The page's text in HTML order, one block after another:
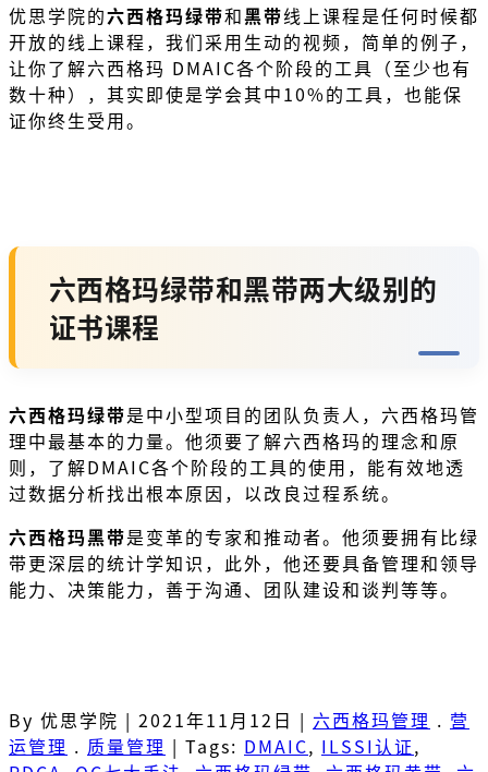
优思学院的六西格玛绿带和黑带线上课程是任何时候都
开放的线上课程，我们采用生动的视频，简单的例子，
让你了解六西格玛 DMAIC各个阶段的工具（至少也有
数十种），其实即使是学会其中10%的工具，也能保
证你终生受用。
六西格玛绿带和黑带两大级别的
证书课程
六西格玛绿带是中小型项目的团队负责人，六西格玛管
理中最基本的力量。他须要了解六西格玛的理念和原
则，了解DMAIC各个阶段的工具的使用，能有效地透
过数据分析找出根本原因，以改良过程系统。
六西格玛黑带是变革的专家和推动者。他须要拥有比绿
带更深层的统计学知识，此外，他还要具备管理和领导
能力、决策能力，善于沟通、团队建设和谈判等等。
By 优思学院 | 2021年11月12日 | 六西格玛管理 . 营
运管理 . 质量管理 | Tags: DMAIC, ILSSI认证,